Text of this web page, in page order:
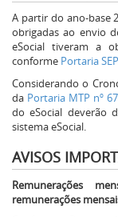
A partir do ano-base
obrigadas ao envio
eSocial tiveram a
conforme Portaria
Considerando o
da Portaria MTP nº
do eSocial deverão
sistema eSocial.
AVISOS
Remunerações
remunerações